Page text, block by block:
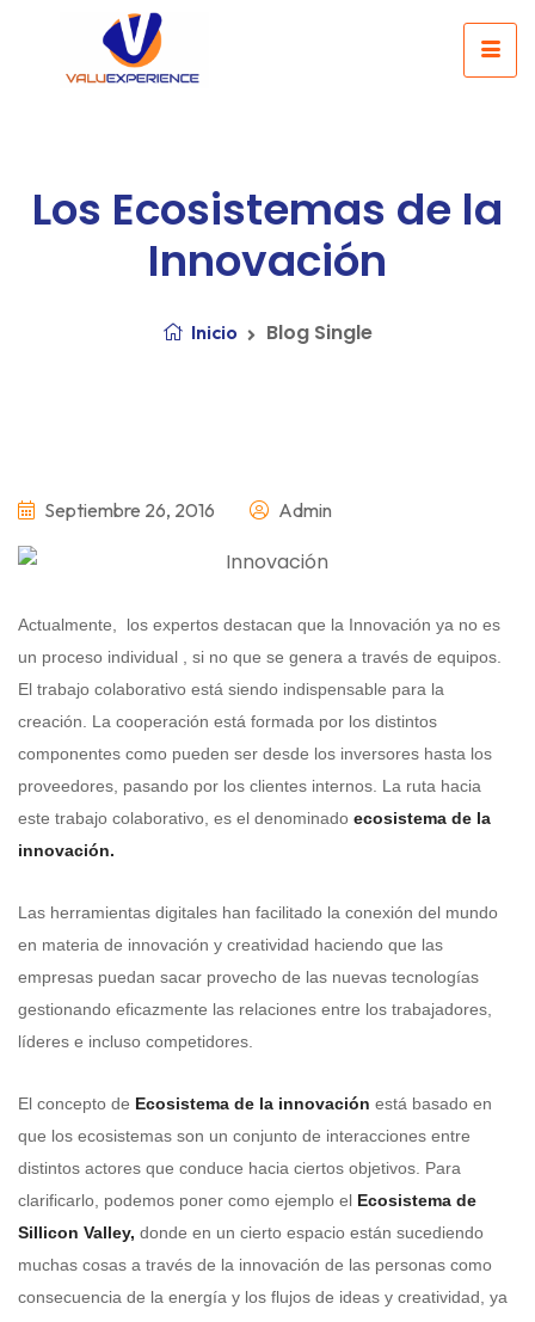
Los Ecosistemas de la
Innovación
Inicio Blog Single
Septiembre 26, 2016 Admin
Actualmente, los expertos destacan que la Innovación ya no es
un proceso individual , si no que se genera a través de equipos.
El trabajo colaborativo está siendo indispensable para la
creación. La cooperación está formada por los distintos
componentes como pueden ser desde los inversores hasta los
proveedores, pasando por los clientes internos. La ruta hacia
este trabajo colaborativo, es el denominado ecosistema de la
innovación.
Las herramientas digitales han facilitado la conexión del mundo
en materia de innovación y creatividad haciendo que las
empresas puedan sacar provecho de las nuevas tecnologías
gestionando eficazmente las relaciones entre los trabajadores,
líderes e incluso competidores.
El concepto de Ecosistema de la innovación está basado en
que los ecosistemas son un conjunto de interacciones entre
distintos actores que conduce hacia ciertos objetivos. Para
clarificarlo, podemos poner como ejemplo el Ecosistema de
Sillicon Valley, donde en un cierto espacio están sucediendo
muchas cosas a través de la innovación de las personas como
consecuencia de la energía y los flujos de ideas y creatividad, ya